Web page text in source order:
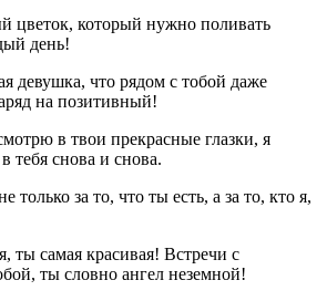
цветок, который нужно поливать
день!
девушка, что рядом с тобой даже
на позитивный!
в твои прекрасные глазки, я
тебя снова и снова.
только за то, что ты есть, а за то, кто я,
ты самая красивая! Встречи с
ты словно ангел неземной!